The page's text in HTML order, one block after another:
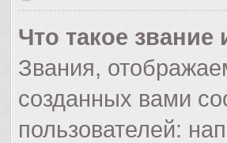
Что такое звание
Звания,
созданных вами
пользователей: